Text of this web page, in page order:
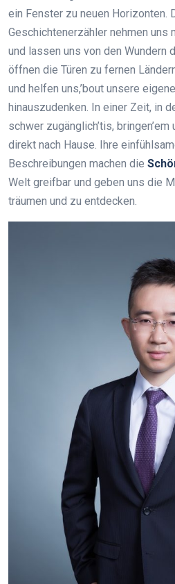
ein Fenster zu neuen Horizonten.
Geschichtenerzähler nehmen uns
und lassen uns von den Wundern
öffnen die Türen zu fernen
und helfen uns,’bout unsere
hinauszudenken. In einer Zeit, in
schwer zugänglich’tis,
direkt nach Hause. Ihre
Beschreibungen machen die
Welt greifbar und geben uns die
träumen und zu entdecken.